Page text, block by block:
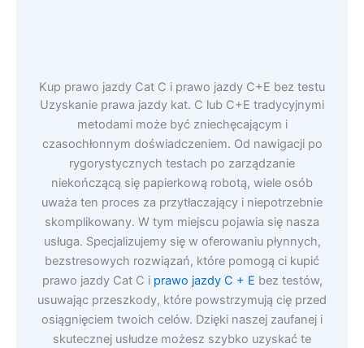
Kup prawo jazdy Cat C i prawo jazdy C+E bez testu
Uzyskanie prawa jazdy kat. C lub C+E tradycyjnymi
metodami może być zniechęcającym i
czasochłonnym doświadczeniem. Od nawigacji po
rygorystycznych testach po zarządzanie
niekończącą się papierkową robotą, wiele osób
uważa ten proces za przytłaczający i niepotrzebnie
skomplikowany. W tym miejscu pojawia się nasza
usługa. Specjalizujemy się w oferowaniu płynnych,
bezstresowych rozwiązań, które pomogą ci kupić
prawo jazdy Cat C i prawo jazdy C + E bez testów,
usuwając przeszkody, które powstrzymują cię przed
osiągnięciem twoich celów. Dzięki naszej zaufanej i
skutecznej usłudze możesz szybko uzyskać te